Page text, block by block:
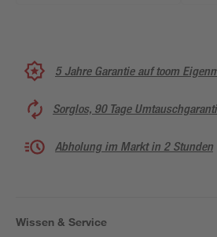
5 Jahre Garantie auf toom
Sorglos, 90 Tage
Abholung im Markt in 2 Stunden
Wissen & Service